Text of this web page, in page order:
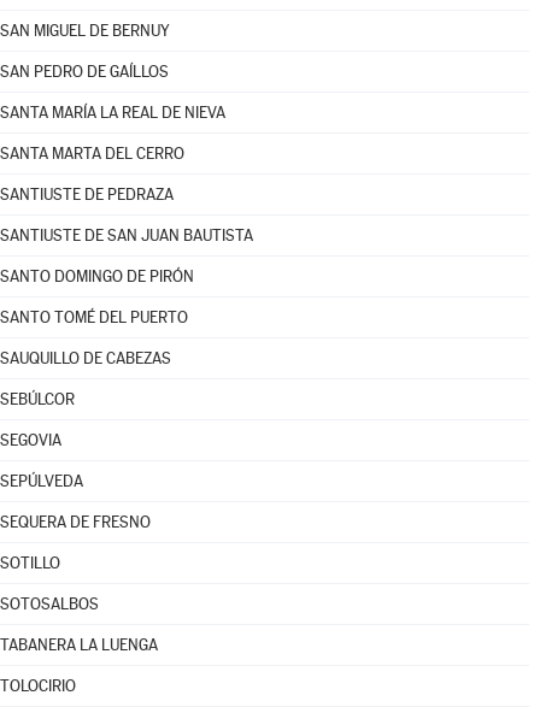
SAN MIGUEL DE BERNUY
SAN PEDRO DE GAÍLLOS
SANTA MARÍA LA REAL DE NIEVA
SANTA MARTA DEL CERRO
SANTIUSTE DE PEDRAZA
SANTIUSTE DE SAN JUAN BAUTISTA
SANTO DOMINGO DE PIRÓN
SANTO TOMÉ DEL PUERTO
SAUQUILLO DE CABEZAS
SEBÚLCOR
SEGOVIA
SEPÚLVEDA
SEQUERA DE FRESNO
SOTILLO
SOTOSALBOS
TABANERA LA LUENGA
TOLOCIRIO